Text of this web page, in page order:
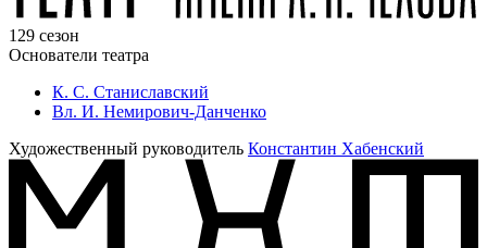
129 сезон
Основатели театра
К. С. Станиславский
Вл. И. Немирович-Данченко
Художественный руководитель Константин Хабенский